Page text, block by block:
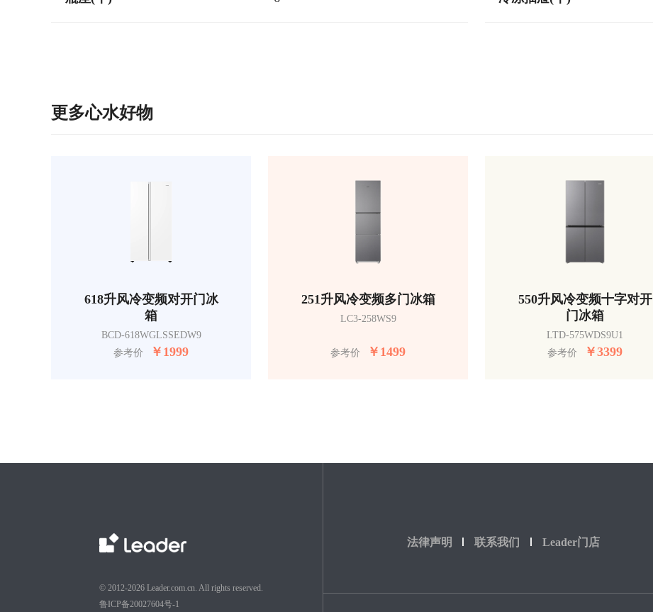
更多心水好物
618升风冷变频对开门冰
箱
BCD-618WGLSSEDW9
参考价
￥ 1999
251升风冷变频多门冰箱
LC3-258WS9
参考价 ￥ 1499
550升风冷变频十字对开
门冰箱
LTD-575WDS9U1
参考价
￥3399
© 2012-2026 Leader.com.cn. All rights reserved.
鲁ICP备20027604号-1
法律声明 联系我们 Leader门店